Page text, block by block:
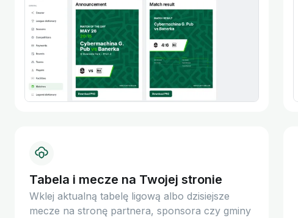
Tabela i mecze na Twojej stronie
Wklej aktualną tabelę ligową albo dzisiejsze
mecze na stronę partnera, sponsora czy gminy